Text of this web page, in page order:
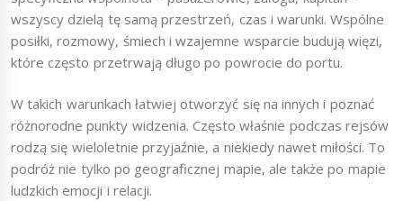
wszyscy dzielą tę samą przestrzeń, czas i warunki. Wspólne
posiłki, rozmowy, śmiech i wzajemne wsparcie budują więzi,
które często przetrwają długo po powrocie do portu.
W takich warunkach łatwiej otworzyć się na innych i poznać
różnorodne punkty widzenia. Często właśnie podczas rejsów
rodzą się wieloletnie przyjaźnie, a niekiedy nawet miłości. To
podróż nie tylko po geograficznej mapie, ale także po mapie
ludzkich emocji i relacji.